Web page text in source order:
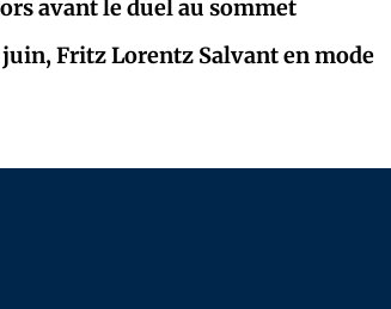
avant le duel au sommet
Fritz Lorentz Salvant en mode